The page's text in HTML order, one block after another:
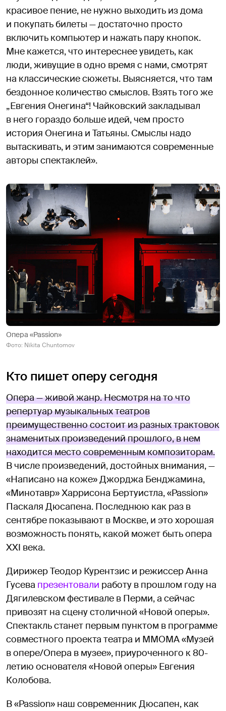
красивое пение, не нужно выходить из дома
и покупать билеты — достаточно просто
включить компьютер и нажать пару кнопок.
Мне кажется, что интереснее увидеть, как
люди, живущие в одно время с нами, смотрят
на классические сюжеты. Выясняется, что там
бездонное количество смыслов. Взять того же
„Евгения Онегина“! Чайковский закладывал
в него гораздо больше идей, чем просто
история Онегина и Татьяны. Смыслы надо
вытаскивать, и этим занимаются современные
авторы спектаклей».
Опера «Passion»
Фото: Nikita Chuntomov
Кто пишет оперу сегодня
Опера — живой жанр. Несмотря на то что
репертуар музыкальных театров
преимущественно состоит из разных трактовок
знаменитых произведений прошлого, в нем
находится место современным композиторам.
В числе произведений, достойных внимания, —
«Написано на коже» Джорджа Бенджамина,
«Минотавр» Харрисона Бертуистла, «Passion»
Паскаля Дюсапена. Последнюю как раз в
сентябре показывают в Москве, и это хорошая
возможность понять, какой может быть опера
XXI века.
Дирижер Теодор Курентзис и режиссер Анна
Гусева презентовали работу в прошлом году на
Дягилевском фестивале в Перми, а сейчас
привозят на сцену столичной «Новой оперы».
Спектакль станет первым пунктом в программе
совместного проекта театра и ММОМА «Музей
в опере/Опера в музее», приуроченного к 80-
летию основателя «Новой оперы» Евгения
Колобова.
В «Passion» наш современник Дюсапен, как